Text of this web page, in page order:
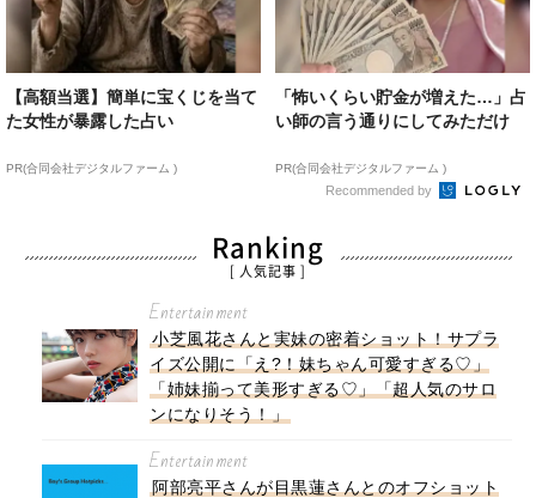
【高額当選】簡単に宝くじを当て
た女性が暴露した占い
PR(合同会社デジタルファーム )
「怖いくらい貯金が増えた…」占
い師の言う通りにしてみただけ
PR(合同会社デジタルファーム )
Recommended by
Ranking
[ 人気記事 ]
Entertainment
小芝風花さんと実妹の密着ショット！サプラ
イズ公開に「え?！妹ちゃん可愛すぎる♡」
「姉妹揃って美形すぎる♡」「超人気のサロ
ンになりそう！」
Entertainment
阿部亮平さんが目黒蓮さんとのオフショット